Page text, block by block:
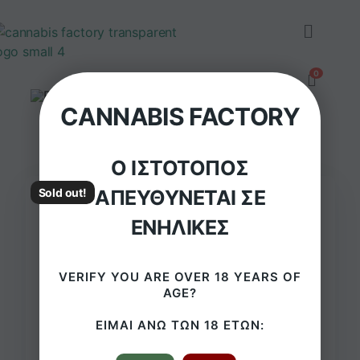
CANNABIS FACTORY
Ο ΙΣΤΌΤΟΠΟΣ
ΑΠΕΥΘΎΝΕΤΑΙ ΣΕ
ΕΝΉΛΙΚΕΣ
VERIFY YOU ARE OVER 18 YEARS OF
AGE?
ΕΊΜΑΙ ΆΝΩ ΤΩΝ 18 ΕΤΏΝ:
Sold out!